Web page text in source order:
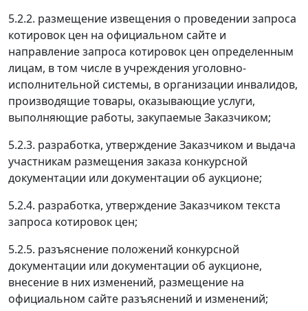
5.2.2. размещение извещения о проведении запроса
котировок цен на официальном сайте и
направление запроса котировок цен определенным
лицам, в том числе в учреждения уголовно-
исполнительной системы, в организации инвалидов,
производящие товары, оказывающие услуги,
выполняющие работы, закупаемые Заказчиком;
5.2.3. разработка, утверждение Заказчиком и выдача
участникам размещения заказа конкурсной
документации или документации об аукционе;
5.2.4. разработка, утверждение Заказчиком текста
запроса котировок цен;
5.2.5. разъяснение положений конкурсной
документации или документации об аукционе,
внесение в них изменений, размещение на
официальном сайте разъяснений и изменений;